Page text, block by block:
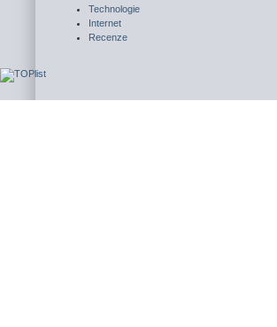
Technologie
Internet
Recenze